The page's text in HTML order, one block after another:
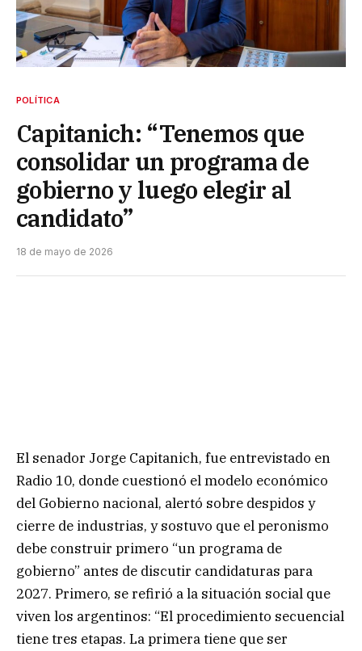
POLÍTICA
Capitanich: “Tenemos que
consolidar un programa de
gobierno y luego elegir al
candidato”
18 de mayo de 2026
El senador Jorge Capitanich, fue entrevistado en
Radio 10, donde cuestionó el modelo económico
del Gobierno nacional, alertó sobre despidos y
cierre de industrias, y sostuvo que el peronismo
debe construir primero “un programa de
gobierno” antes de discutir candidaturas para
2027. Primero, se refirió a la situación social que
viven los argentinos: “El procedimiento secuencial
tiene tres etapas. La primera tiene que ser